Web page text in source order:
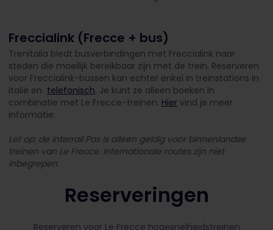
Freccialink (Frecce + bus)
Trenitalia biedt busverbindingen met Freccialink naar
steden die moeilijk bereikbaar zijn met de trein. Reserveren
voor Freccialink-bussen kan echter enkel in treinstations in
Italië en telefonisch. Je kunt ze alleen boeken in
combinatie met Le Frecce-treinen. Hier vind je meer
informatie.
Let op: de Interrail Pas is alleen geldig voor binnenlandse
treinen van Le Frecce. Internationale routes zijn niet
inbegrepen.
Reserveringen
Reserveren voor Le Frecce hogesnelheidstreinen